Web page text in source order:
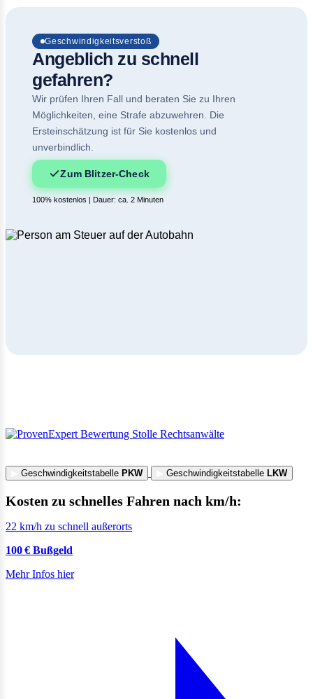
Geschwindigkeitsverstoß
Angeblich zu schnell
gefahren?
Wir prüfen Ihren Fall und beraten Sie zu Ihren
Möglichkeiten, eine Strafe abzuwehren. Die
Ersteinschätzung ist für Sie kostenlos und
unverbindlich.
Zum Blitzer-Check
100% kostenlos | Dauer: ca. 2 Minuten
Geschwindigkeitstabelle PKW Geschwindigkeitstabelle LKW
Kosten zu schnelles Fahren nach km/h:
22 km/h zu schnell außerorts
100 € Bußgeld
Mehr Infos hier